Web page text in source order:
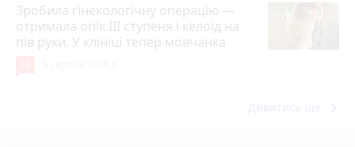
Зробила гінекологічну операцію —
отримала опік ІІІ ступеня і келоїд на
пів руки. У клініці тепер мовчанка